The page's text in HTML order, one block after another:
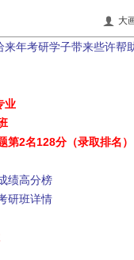
大
年考研学子带来些许帮
业
第2名128分（录取排名）
绩高分榜
研班详情